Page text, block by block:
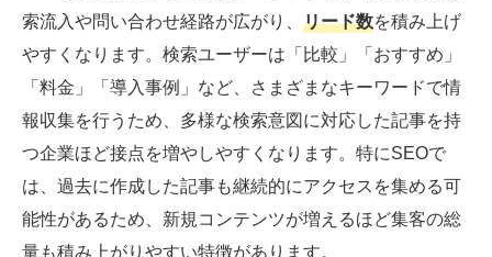
索流入や問い合わせ経路が広がり、 リード数を積み上げ
やすくなります。検索ユーザーは「比較」「おすすめ」
「料金」「導入事例」など、さまざまなキーワードで情
報収集を行うため、多様な検索意図に対応した記事を持
つ企業ほど接点を増やしやすくなります。特にSEOで
は、過去に作成した記事も継続的にアクセスを集める可
能性があるため、新規コンテンツが増えるほど集客の総
量も積み上がりやすい特徴があります。